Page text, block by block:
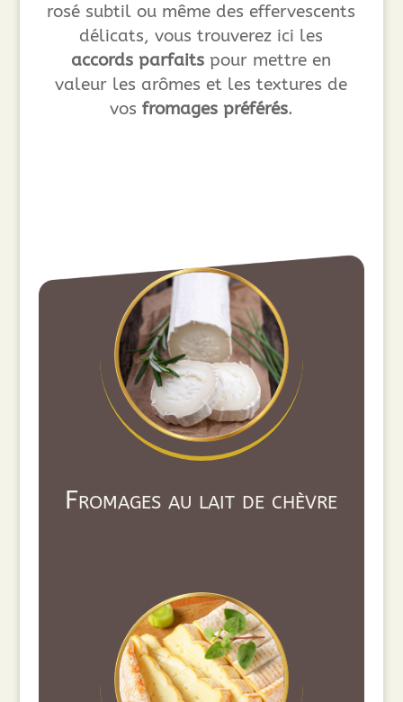
rosé subtil ou même des effervescents
délicats, vous trouverez ici les
accords parfaits pour mettre en
valeur les arômes et les textures de
vos fromages préférés.
Fromages au lait de chèvre